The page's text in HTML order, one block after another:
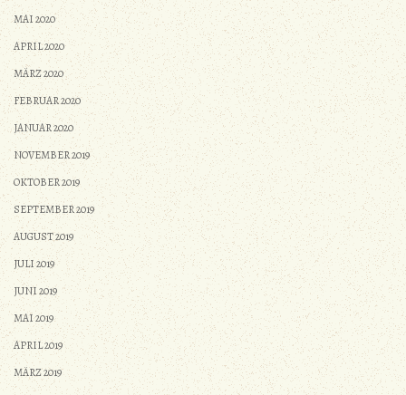
MAI 2020
APRIL 2020
MÄRZ 2020
FEBRUAR 2020
JANUAR 2020
NOVEMBER 2019
OKTOBER 2019
SEPTEMBER 2019
AUGUST 2019
JULI 2019
JUNI 2019
MAI 2019
APRIL 2019
MÄRZ 2019